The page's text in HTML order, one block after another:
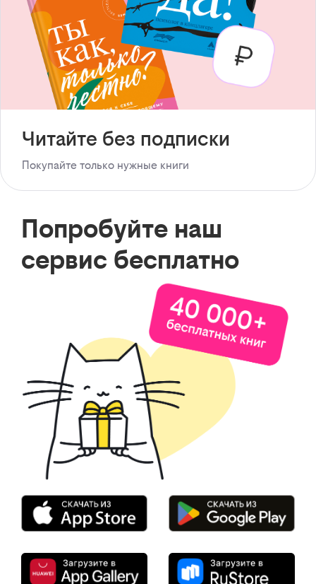
Читайте без подписки
Покупайте только нужные книги
Попробуйте наш
сервис бесплатно